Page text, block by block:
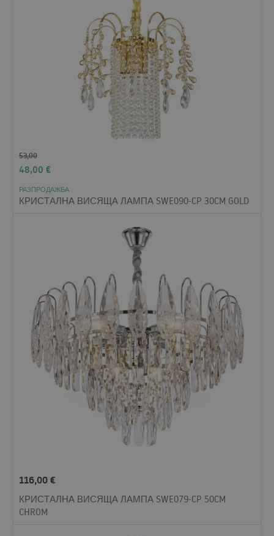
53,00
48,00 €
РАЗПРОДАЖБА
КРИСТАЛНА ВИСЯЩА ЛАМПА SWE090-CP 30CM GOLD
116,00€
КРИСТАЛНА ВИСЯЩА ЛАМПА SWE079-CP 50CM
CHROM